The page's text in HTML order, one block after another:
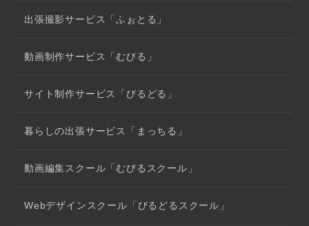
出張撮影サービス「ふぉとる」
動画制作サービス「むびる」
サイト制作サービス「びるどる」
暮らしの出張サービス「まっちる」
動画編集スクール「むびるスクール」
Webデザインスクール「びるどるスクール」